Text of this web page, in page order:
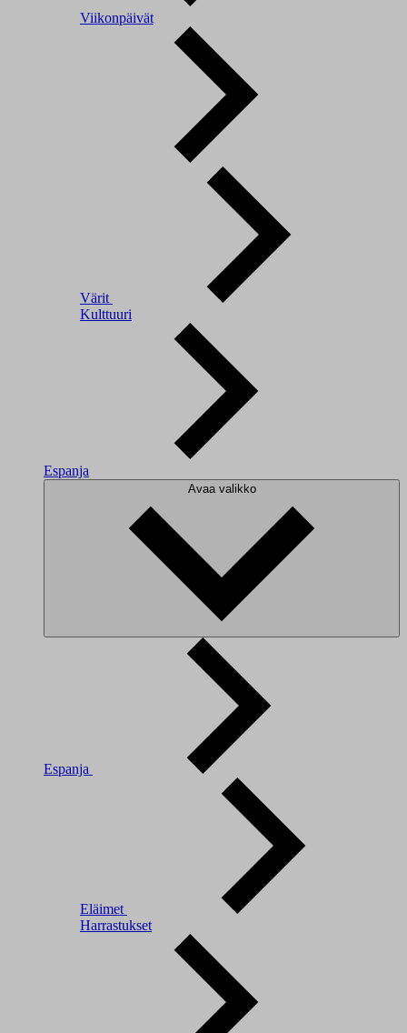
Viikonpäivät
Värit
Kulttuuri
Espanja
Avaa valikko
Espanja
Eläimet
Harrastukset